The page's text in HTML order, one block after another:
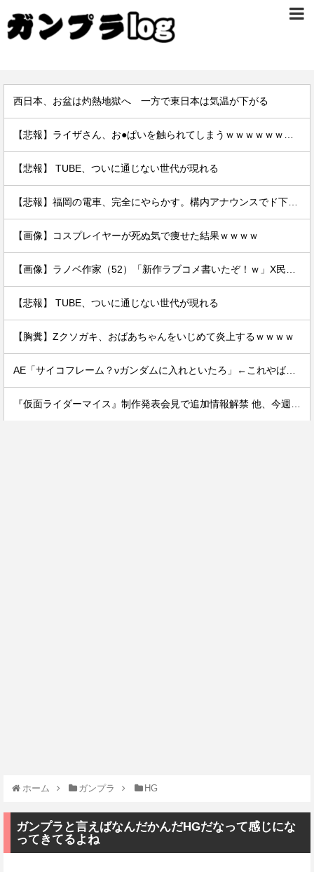
西日本、お盆は灼熱地獄へ 一方で東日本は気温が下がる
【悲報】 TUBE、ついに通じない世代が現れる
【画像】コスプレイヤーが死ぬ気で痩せた結果ｗｗｗｗ
【悲報】 TUBE、ついに通じない世代が現れる
【胸糞】Zクソガキ、おばあちゃんをいじめて炎上するｗｗｗｗ
AE「サイコフレーム？νガンダムに入れといたろ」←これやばいだろ
ホーム ガンプラ HG
ガンプラと言えばなんだかんだHGだなって感じにな
ってきてるよね